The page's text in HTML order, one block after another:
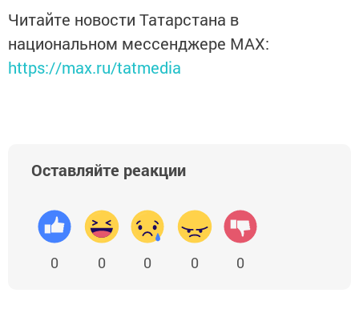
Читайте новости Татарстана в
национальном мессенджере MАХ:
https://max.ru/tatmedia
Оставляйте реакции
0 0 0 0 0